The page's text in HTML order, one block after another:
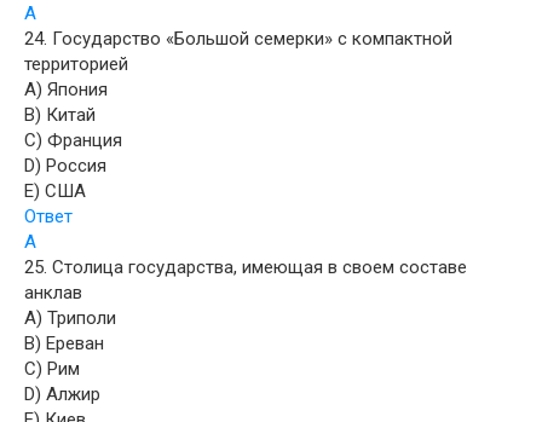
A
24. Государство «Большой семерки» с компактной
территорией
A) Япония
B) Китай
C) Франция
D) Россия
E) США
Ответ
A
25. Столица государства, имеющая в своем составе
анклав
A) Триполи
B) Ереван
C) Рим
D) Алжир